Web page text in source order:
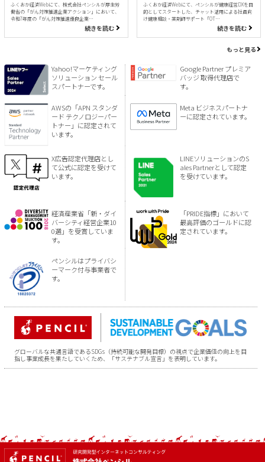
ふくおか経済Webにて、株式会社ペンシルが厚生労
働省の「がん対策推進企業アクション」において、
令和7年度の「がん対策推進優良企業…
続きを読む
ふくおか経済Webにて、ペンシルが健康経営DXを目
的としてスタートした、チャット活用による社員向
け健康相談・薬剤師サポート「OT…
続きを読む
もっと見る
Yahoo!マーケティング
ソリューション セール
スパートナーです。
Google Partner プレミア
バッジ 取得代理店で
す。
AWSの「APN スタンダ
ード テクノロジーパー
トナー」に認定されて
います。
Meta ビジネスパートナ
ーに認定されています。
X広告認定代理店とし
て公式に認定を受けて
います。
LINEソリューションのS
ales Partnerとして認定
を受けています。
経済産業省「新・ダイ
バーシティ経営企業10
0選」を受賞していま
す。
「PRIDE指標」において
最高評価のゴールドに認
定されています。
ペンシルはプライバシ
ーマーク付与事業者で
す。
グローバルな共通言語であるSDGs（持続可能な開発目標）の視点で企業価値の向上を目
指し事業成長を果たしていくため、「サステナブル宣言」を表明しています。